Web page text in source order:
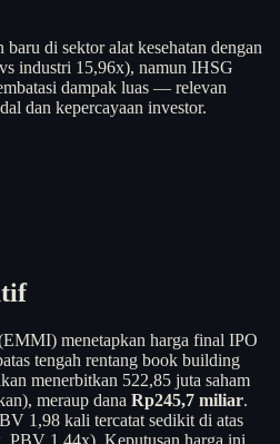
di sektor alat kesehatan dengan
industri 15,96x), namun IHSG
dampak luas — relevan
dan kepercayaan investor.
menetapkan harga final IPO
tengah rentang book building
menerbitkan 522,85 juta saham
meraup dana Rp245,7 miliar.
1,98 kali tercatat sedikit di atas
PBV 1,44x). Keputusan harga ini